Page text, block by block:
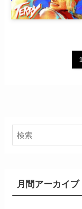
1
月間アーカイブ